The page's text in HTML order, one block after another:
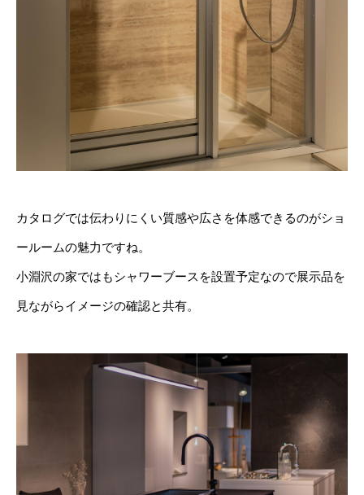
カタログでは伝わりにくい質感や広さを体感できるのがショ
ールームの魅力ですね。
小淵沢の家ではもシャワーブースを設置予定なので展示品を
見ながらイメージの確認と共有。